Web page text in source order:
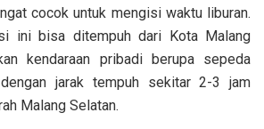
cocok untuk mengisi waktu liburan.
ini bisa ditempuh dari Kota Malang
kendaraan pribadi berupa sepeda
jarak tempuh sekitar 2-3 jam
Malang Selatan.